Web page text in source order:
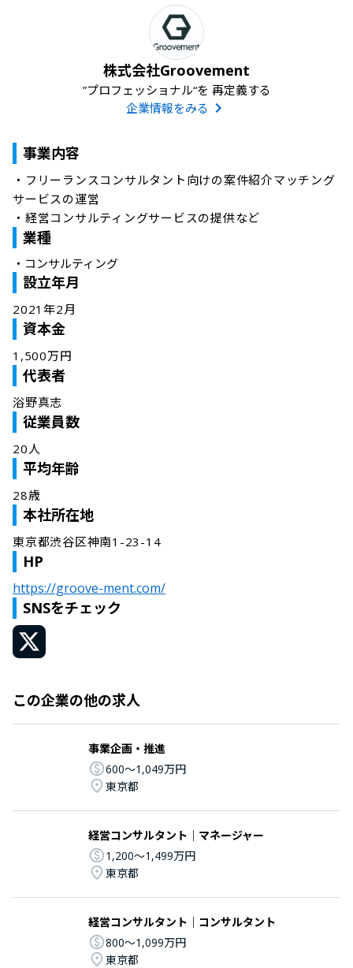
株式会社Groovement
”プロフェッショナル“を 再定義する
企業情報をみる
事業内容
・フリーランスコンサルタント向けの案件紹介マッチング
サービスの運営
・経営コンサルティングサービスの提供など
業種
・ コンサルティング
設立年月
2021年2月
資本金
1,500万円
代表者
浴野真志
従業員数
20人
平均年齢
28歳
本社所在地
東京都渋谷区神南1-23-14
HP
https://groove-ment.com/
SNSをチェック
この企業の他の求人
事業企画・推進
600〜1,049万円
東京都
経営コンサルタント｜マネージャー
1,200〜1,499万円
東京都
経営コンサルタント｜コンサルタント
800〜1,099万円
東京都